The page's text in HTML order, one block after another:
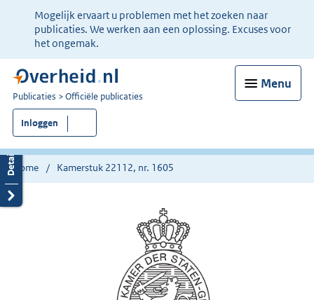
Ter
informatie:
Mogelijk ervaart u problemen met het zoeken naar
publicaties. We werken aan een oplossing. Excuses voor
het ongemak.
Menu
U
bent
nu
hier:
Publicaties Officiële publicaties
Inloggen
Home Kamerstuk 22112, nr. 1605